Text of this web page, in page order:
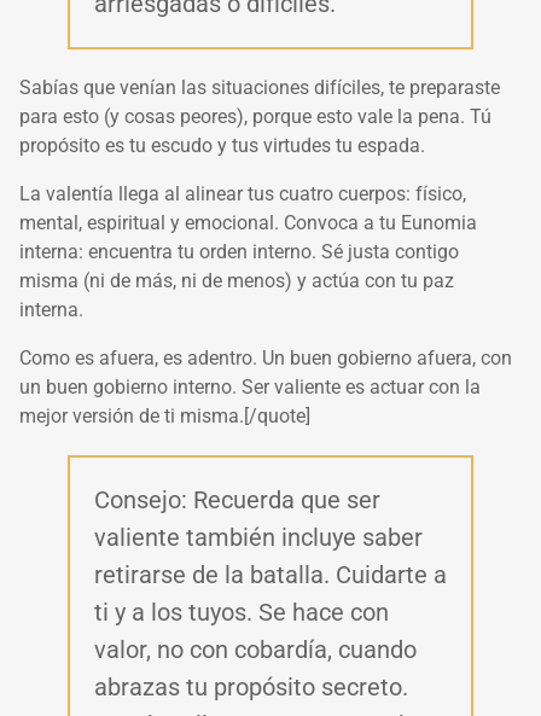
Sabías que venían las situaciones difíciles, te preparaste
para esto (y cosas peores), porque esto vale la pena. Tú
propósito es tu escudo y tus virtudes tu espada.
La valentía llega al alinear tus cuatro cuerpos: físico,
mental, espiritual y emocional. Convoca a tu Eunomia
interna: encuentra tu orden interno. Sé justa contigo
misma (ni de más, ni de menos) y actúa con tu paz
interna.
Como es afuera, es adentro. Un buen gobierno afuera, con
un buen gobierno interno. Ser valiente es actuar con la
mejor versión de ti misma.[/quote]
Consejo: Recuerda que ser
valiente también incluye saber
retirarse de la batalla. Cuidarte a
ti y a los tuyos. Se hace con
valor, no con cobardía, cuando
abrazas tu propósito secreto.